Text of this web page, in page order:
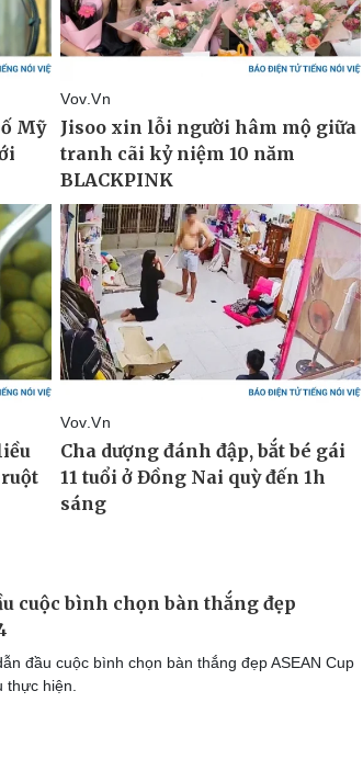
cuộc bình chọn bàn thắng đẹp
đầu cuộc bình chọn bàn thắng đẹp ASEAN Cup
thực hiện.